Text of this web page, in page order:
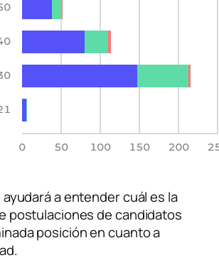
a entender cuál es la
postulaciones de candidatos
posición en cuanto a